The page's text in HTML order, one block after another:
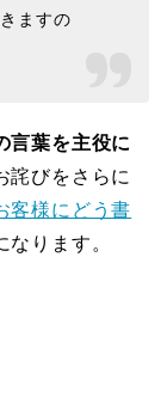
ますの
言葉を主役に
詫びをさらに
客様にどう書
なります。